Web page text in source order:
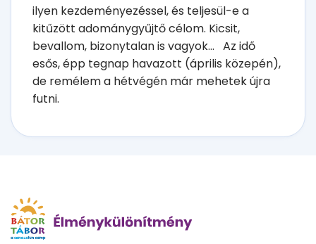
ilyen kezdeményezéssel, és teljesül-e a
kitűzött adománygyűjtő célom. Kicsit,
bevallom, bizonytalan is vagyok... Az idő
esős, épp tegnap havazott (április közepén),
de remélem a hétvégén már mehetek újra
futni.